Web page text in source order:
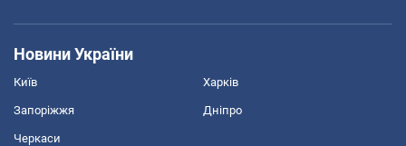
Новини України
Київ Харків
Запоріжжя Дніпро
Черкаси